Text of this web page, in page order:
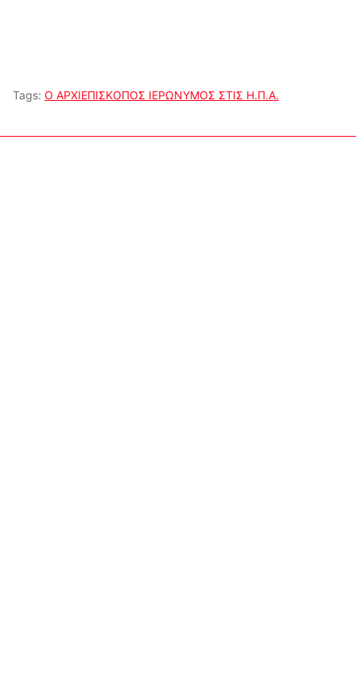
Tags: Ο ΑΡΧΙΕΠΙΣΚΟΠΟΣ ΙΕΡΩΝΥΜΟΣ ΣΤΙΣ Η.Π.Α.